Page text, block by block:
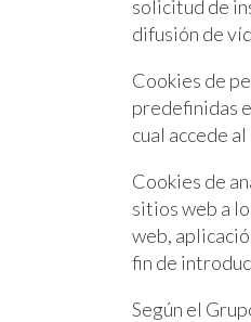
solicitud de
difusión de
Cookies de
predefinidas
cual accede
Cookies de
sitios web a
web,
fin de
Según el